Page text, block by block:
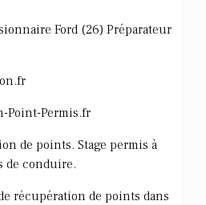
Ford (26) Préparateur
Point-Permis.fr
de points. Stage permis à
de conduire.
récupération de points dans